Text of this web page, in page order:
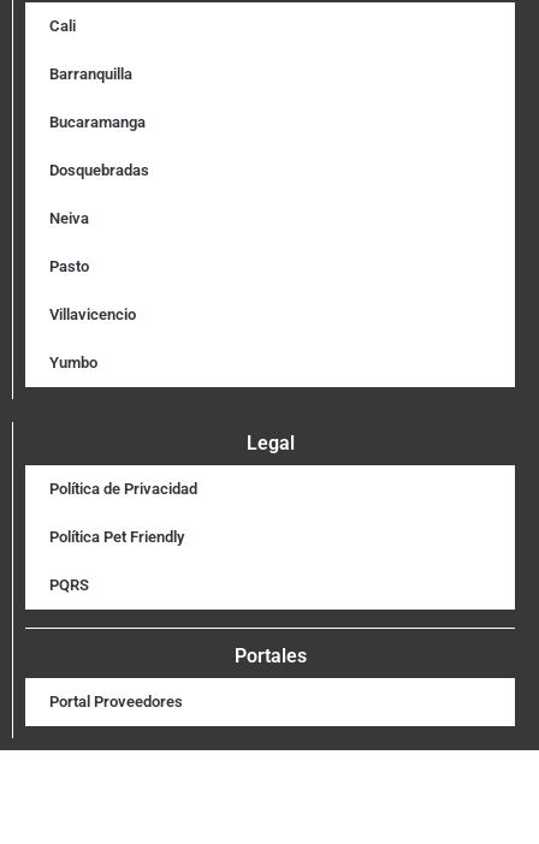
Cali
Barranquilla
Bucaramanga
Dosquebradas
Neiva
Pasto
Villavicencio
Yumbo
Legal
Política de Privacidad
Política Pet Friendly
PQRS
Portales
Portal Proveedores